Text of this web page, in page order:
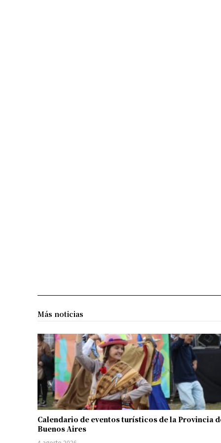
Más noticias
Calendario de eventos turísticos de la Provincia
Buenos Aires